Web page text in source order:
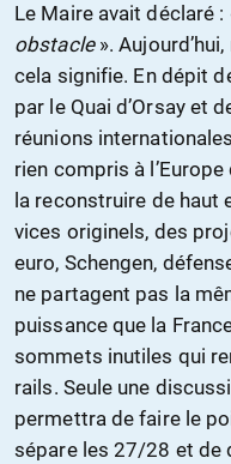
Le Maire avait déclaré :
obstacle».
cela signifie. En dépit
par le Quai d’Orsay et
réunions
rien compris à l’Europe
la reconstruire de
vices originels, des
euro, Schengen,
ne partagent pas la
puissance que la
sommets inutiles qui
rails. Seule une
permettra de faire le
sépare les 27/28 et de